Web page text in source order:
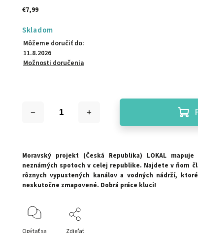
€7,99
Skladom
Môžeme doručiť do:
11.8.2026
Možnosti doručenia
Moravský projekt (Česká Republika) LOKAL
neznámých spotoch v celej republike. Najdete v ňom
rôznych vypustených kanálov a vodných nádrží,
neskutočne zmapovené. Dobrá práce kluci!